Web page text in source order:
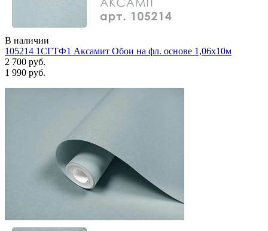
В наличии
105214 1СГТФ1 Аксамит Обои на фл. основе 1,06х10м
2 700 руб.
1 990 руб.